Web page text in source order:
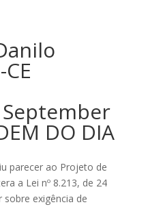
DO DIA
parecer ao Projeto de
a Lei nº 8.213, de 24
sobre exigência de